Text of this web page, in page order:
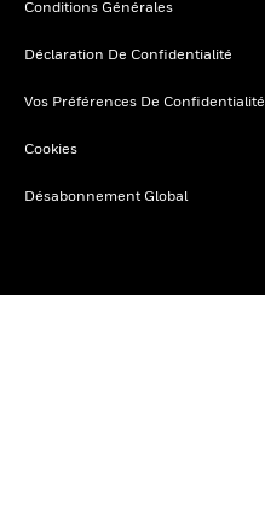
Conditions Générales
Déclaration De Confidentialité
Vos Préférences De Confidentialité
Cookies
Désabonnement Global